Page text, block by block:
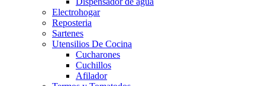
Electrohogar
Reposteria
Sartenes
Utensilios De Cocina
Cucharones
Cuchillos
Afilador